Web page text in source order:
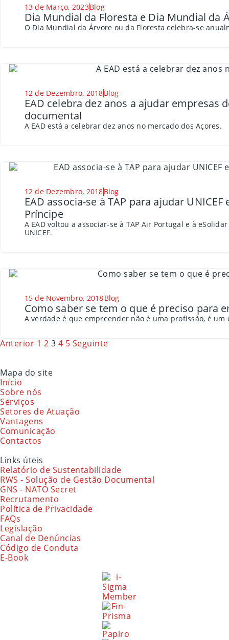
13 de Março, 2023Blog
Dia Mundial da Floresta e Dia Mundial da
O Dia Mundial da Árvore ou da Floresta celebra-se
12 de Dezembro, 2018Blog
EAD celebra dez anos a ajudar empresas
documental
A EAD está a celebrar dez anos no mercado dos Açores.
12 de Dezembro, 2018Blog
EAD associa-se à TAP para ajudar
Príncipe
A EAD voltou a associar-se à TAP Air Portugal e à
UNICEF.
15 de Novembro, 2018Blog
Como saber se tem o que é preciso para
A verdade é que empreender não é uma profissão, é um
Anterior 1 2 3 4 5 Seguinte
Mapa do site
Início
Sobre nós
Serviços
Setores de Atuação
Vantagens
Comunicação
Contactos
Links úteis
Relatório de Sustentabilidade
RWS - Solução de Gestão Documental
GNS - NATO Secret
Recrutamento
Política de Privacidade
FAQs
Legislação
Canal de Denúncias
Código de Conduta
E-Book